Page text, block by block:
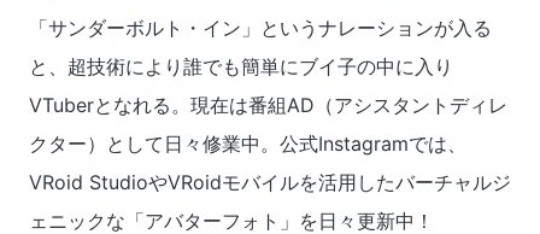
「サンダーボルト・イン」というナレーションが入る
と、超技術により誰でも簡単にブイ子の中に入り
VTuberとなれる。現在は番組AD（アシスタントディレ
クター）として日々修業中。公式Instagramでは、
VRoid StudioやVRoidモバイルを活用したバーチャルジ
ェニックな「アバターフォト」を日々更新中！